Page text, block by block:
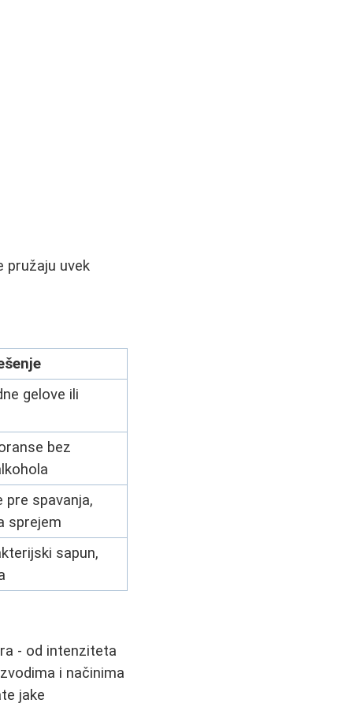
pružaju uvek
gelove ili
bez
pre spavanja,
sprejem
sapun,
- od intenziteta
i načinima
jake